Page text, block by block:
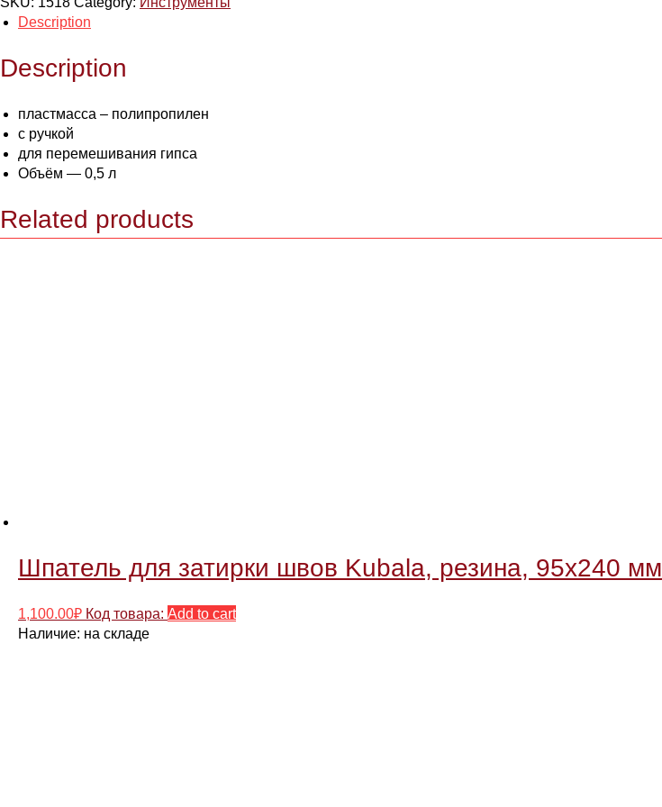
Description
Description
пластмасса – полипропилен
с ручкой
для перемешивания гипса
Объём — 0,5 л
Related products
Шпатель для затирки швов Kubala, резина, 95х240 мм
1,100.00₽ Код товара: Add to cart
Наличие: на складе